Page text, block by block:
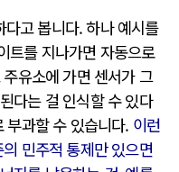
고 봅니다. 하나 예시를
트를 지나가면 자동으로
유소에 가면 센서가 그
다는 걸 인식할 수 있다
부과할 수 있습니다. 이런
민주적 통제만 있으면